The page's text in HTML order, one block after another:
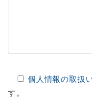
個人情報の取扱
す。